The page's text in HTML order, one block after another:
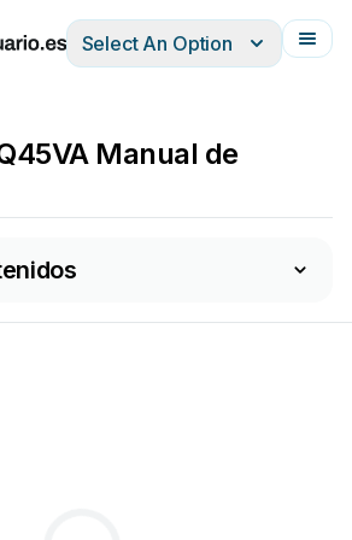
ItalianoFrançais
Select An Option
Manual de